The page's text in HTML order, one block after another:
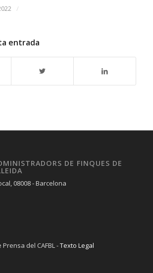
/
entrada
DE FINQUES DE
08008 - Barcelona
del CAFBL -Texto Legal